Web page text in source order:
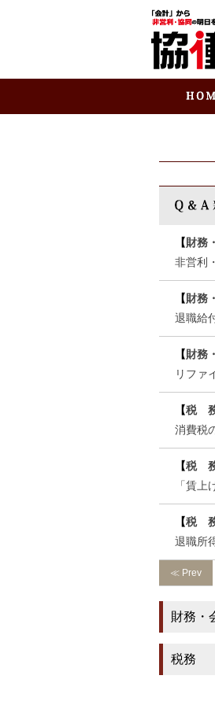
【財務
非営利
【財務
退職給
【財務
リファ
【税 務
消費税
【税 務
「賃
【税 務
退職所
≪ Prev
財務・
税務